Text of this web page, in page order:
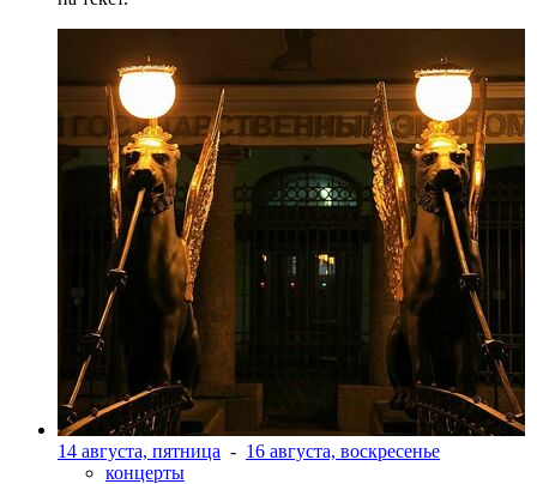
14 августа, пятница - 16 августа, воскресенье
концерты